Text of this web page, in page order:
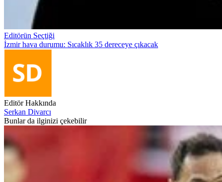
Editörün Seçtiği
İzmir hava durumu: Sıcaklık 35 dereceye çıkacak
Editör Hakkında
Serkan Divarcı
Bunlar da ilginizi çekebilir